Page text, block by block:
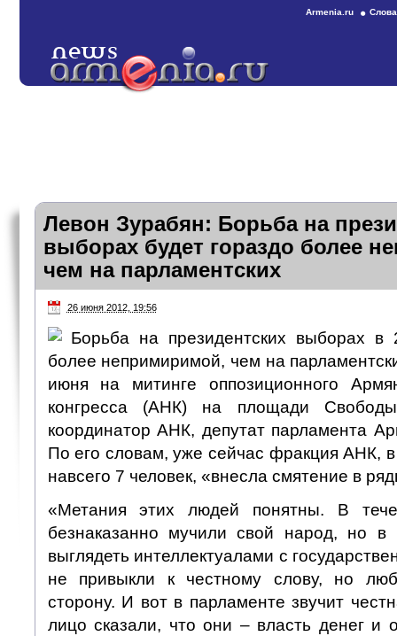
Armenia.ru
Левон Зурабян: Борьба на
выборах будет гораздо более
чем на парламентских
26 июня 2012, 19:56
Борьба на президентских выборах в
более непримиримой, чем на
июня на митинге оппозиционного
конгресса (АНК) на площади
координатор АНК, депутат парламента
По его словам, уже сейчас фракция АНК, в
навсего 7 человек, «внесла смятение в
«Метания этих людей понятны. В
безнаказанно мучили свой народ, но в
выглядеть интеллектуалами с
не привыкли к честному слову, но
сторону. И вот в парламенте звучит
лицо сказали, что они – власть денег и